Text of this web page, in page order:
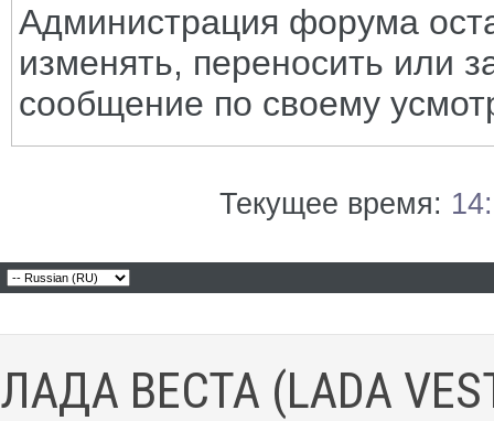
Администрация форума
изменять, переносить или
сообщение по своему
Текущее время:
ЛАДА ВЕСТА (LADA